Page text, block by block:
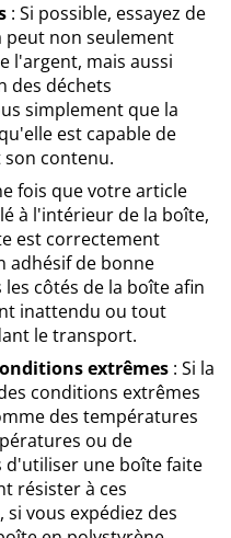
: Si possible, essayez de
peut non seulement
l'argent, mais aussi
des déchets
simplement que la
est capable de
contenu.
fois que votre article
à l'intérieur de la boîte,
est correctement
adhésif de bonne
côtés de la boîte afin
inattendu ou tout
le transport.
extrêmes : Si la
conditions extrêmes
des températures
ou de
d'utiliser une boîte faite
résister à ces
vous expédiez des